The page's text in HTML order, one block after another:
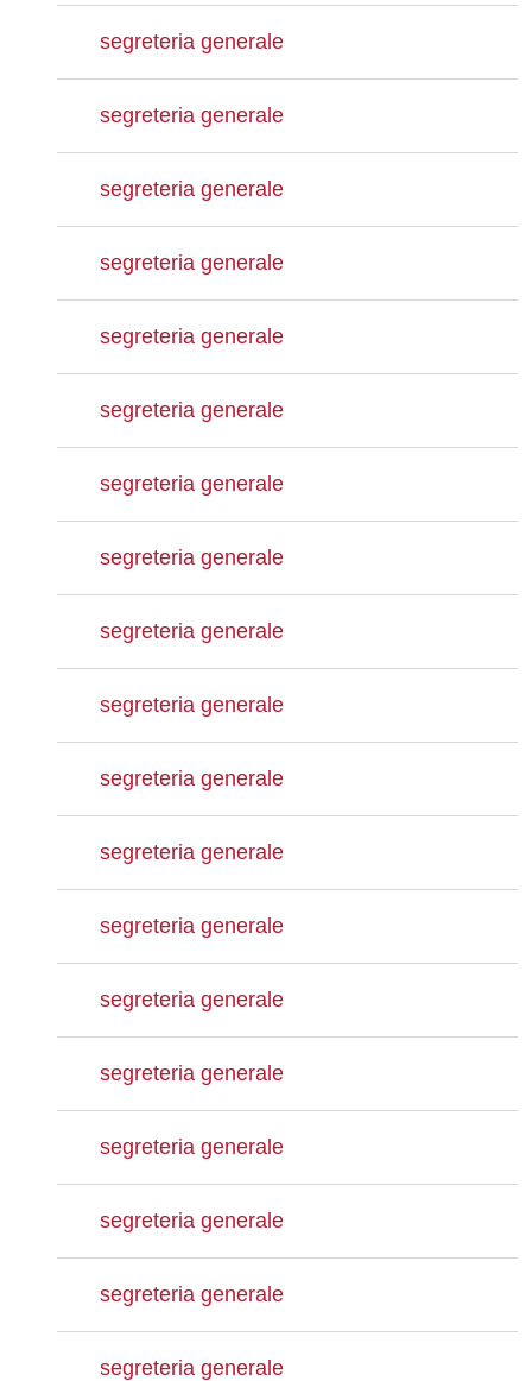
segreteria generale
segreteria generale
segreteria generale
segreteria generale
segreteria generale
segreteria generale
segreteria generale
segreteria generale
segreteria generale
segreteria generale
segreteria generale
segreteria generale
segreteria generale
segreteria generale
segreteria generale
segreteria generale
segreteria generale
segreteria generale
segreteria generale